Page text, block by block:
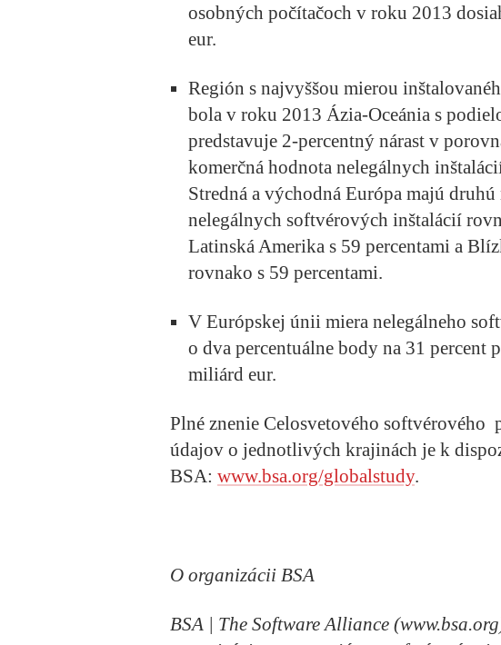
osobných počítačoch v roku 2013
eur.
Región s najvyššou mierou
bola v roku 2013 Ázia-Oceánia s
predstavuje 2-percentný nárast v
komerčná hodnota nelegálnych
Stredná a východná Európa majú
nelegálnych softvérových inštalácií
Latinská Amerika s 59 percentami a
rovnako s 59 percentami.
V Európskej únii miera nelegálneho
o dva percentuálne body na 31 percent
miliárd eur.
Plné znenie Celosvetového softvérového
údajov o jednotlivých krajinách je k
BSA: www.bsa.org/globalstudy.
O organizácii BSA
BSA | The Software Alliance